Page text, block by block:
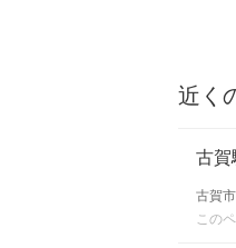
近く
古賀
古賀
この